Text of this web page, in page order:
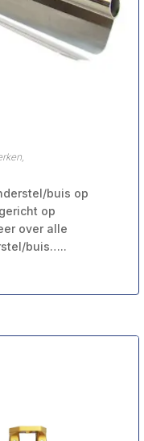
buis op
op
over alle
buis…..